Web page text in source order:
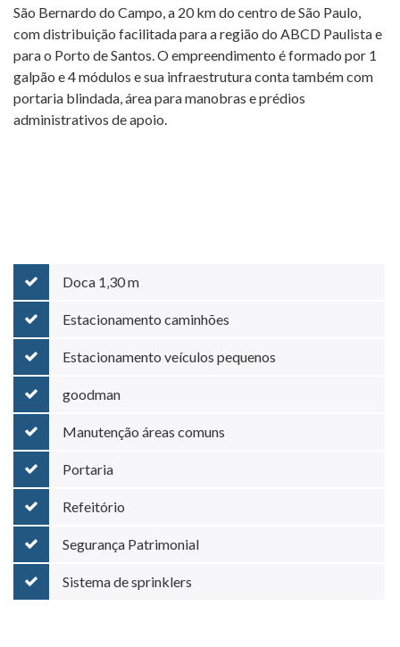
São Bernardo do Campo, a 20 km do centro de São Paulo,
com distribuição facilitada para a região do ABCD Paulista e
para o Porto de Santos. O empreendimento é formado por 1
galpão e 4 módulos e sua infraestrutura conta também com
portaria blindada, área para manobras e prédios
administrativos de apoio.
Doca 1‚30 m
Estacionamento caminhões
Estacionamento veículos pequenos
goodman
Manutenção áreas comuns
Portaria
Refeitório
Segurança Patrimonial
Sistema de sprinklers